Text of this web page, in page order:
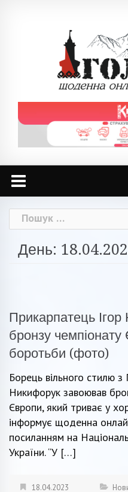
Пошук:
День:
Прикарпатець
бронзу чемпіонату
боротьби (фото)
Борець вільного стилю з
Никифорук завоював
Європи, який триває у
інформує щоденна
посиланням на
України. “У […]
18.04.2023